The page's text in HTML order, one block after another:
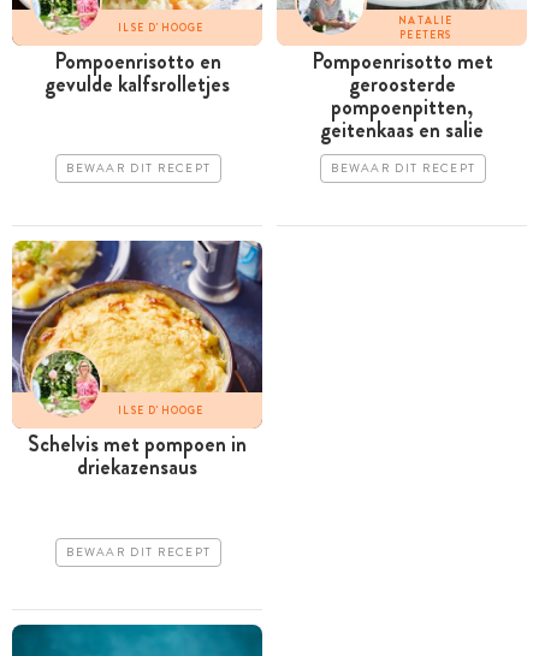
ILSE D'HOOGE
Pompoenrisotto en
gevulde kalfsrolletjes
BEWAAR DIT RECEPT
NATALIE
PEETERS
Pompoenrisotto met
geroosterde
pompoenpitten,
geitenkaas en salie
BEWAAR DIT RECEPT
ILSE D'HOOGE
Schelvis met pompoen in
driekazensaus
BEWAAR DIT RECEPT